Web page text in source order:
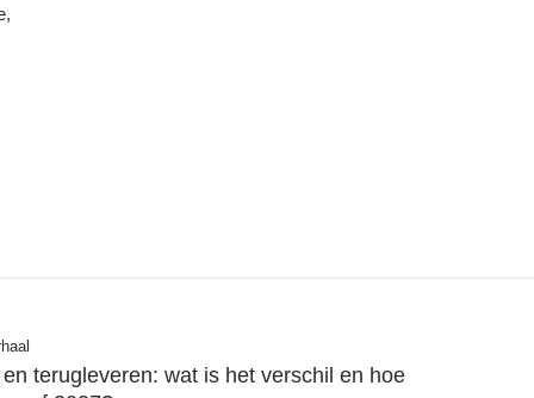
terugleveren: wat is het verschil en hoe